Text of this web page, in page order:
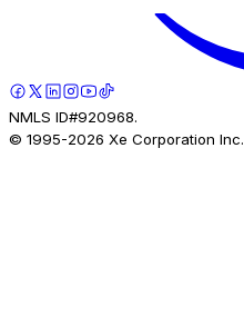
NMLS ID#920968.
© 1995-2026 Xe Corporation Inc.